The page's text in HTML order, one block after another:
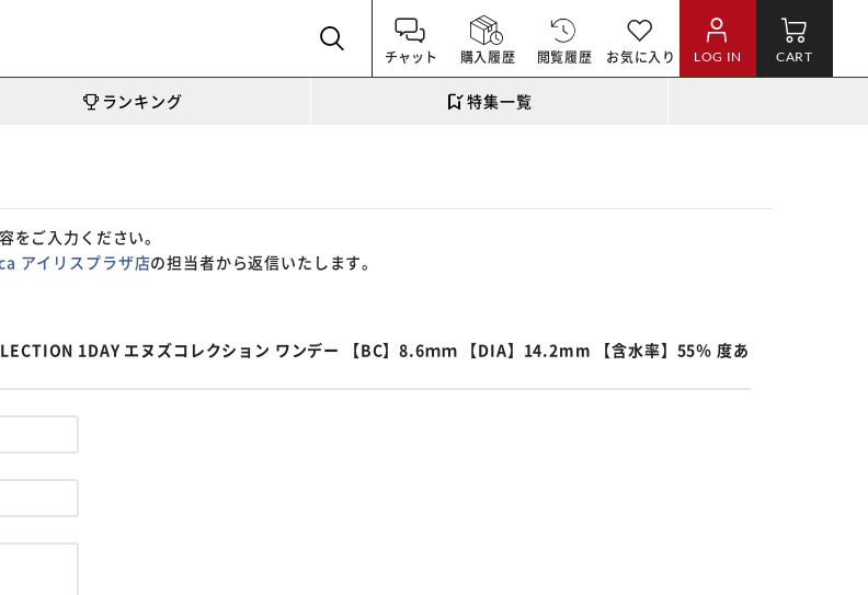
チャット 購入履歴 閲覧履歴 お気に入り LOG IN CART
ランキング 特集一覧
をご入力ください。
アイリスプラザ店の担当者から返信いたします。
1DAY エヌズコレクション ワンデー 【BC】8.6ｍｍ 【DIA】14.2mm 【含水率】55％ 度あ